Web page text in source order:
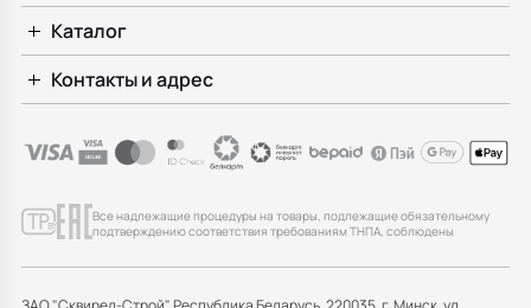
Каталог
Контакты и адрес
Все надлежащие процедуры на товары, подлежащие обязательному
подтверждению соответствия требованиям ТНПА, соблюдены